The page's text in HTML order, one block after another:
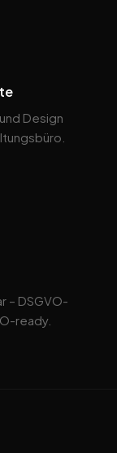
Design
– DSGVO-
ready.